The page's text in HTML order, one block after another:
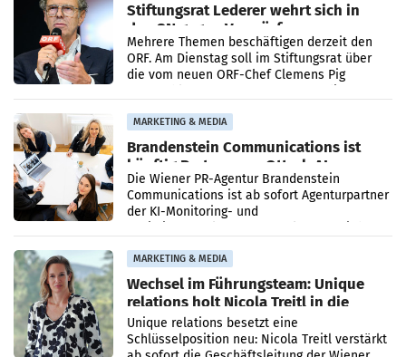
Stiftungsrat Lederer wehrt sich in
den SN gegen Vorwürfe
Mehrere Themen beschäftigen derzeit den
ORF. Am Dienstag soll im Stiftungsrat über
die vom neuen ORF-Chef Clemens Pig
MARKETING & MEDIA
Brandenstein Communications ist
künftig Partner von OtterlyAI
Die Wiener PR-Agentur Brandenstein
Communications ist ab sofort Agenturpartner
der KI-Monitoring- und
MARKETING & MEDIA
Wechsel im Führungsteam: Unique
relations holt Nicola Treitl in die
Geschäftsleitung
Unique relations besetzt eine
Schlüsselposition neu: Nicola Treitl verstärkt